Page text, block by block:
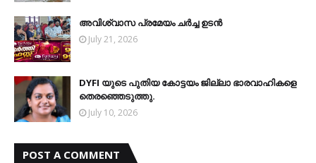
അവിശ്വാസ പ്രമേയം ചര്‍ച്ച ഉടന്‍
July 21, 2026
DYFI യുടെ പുതിയ കോട്ടയം ജില്ലാ ഭാരവാഹികളെ
തെരഞ്ഞെടുത്തു.
July 10, 2026
POST A COMMENT